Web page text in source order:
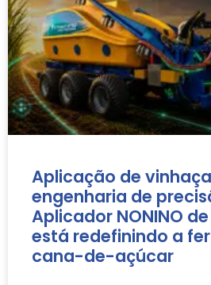
Aplicação de
engenharia de
Aplicador NONINO
está redefinindo a
cana-de-açúcar